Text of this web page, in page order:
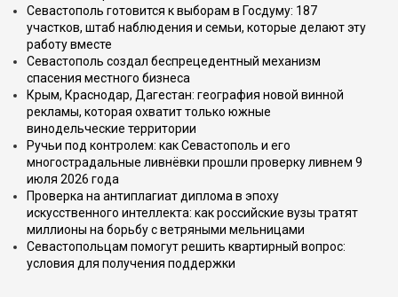
Севастополь готовится к выборам в Госдуму: 187
участков, штаб наблюдения и семьи, которые делают эту
работу вместе
Севастополь создал беспрецедентный механизм
спасения местного бизнеса
Крым, Краснодар, Дагестан: география новой винной
рекламы, которая охватит только южные
винодельческие территории
Ручьи под контролем: как Севастополь и его
многострадальные ливнёвки прошли проверку ливнем 9
июля 2026 года
Проверка на антиплагиат диплома в эпоху
искусственного интеллекта: как российские вузы тратят
миллионы на борьбу с ветряными мельницами
Севастопольцам помогут решить квартирный вопрос:
условия для получения поддержки